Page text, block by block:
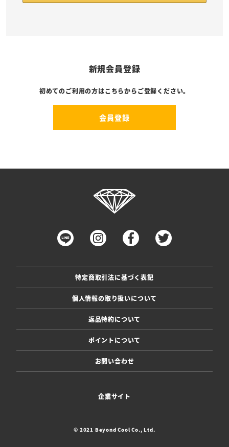
新規会員登録
初めてのご利用の方はこちらからご登録ください。
会員登録
特定商取引法に基づく表記
個人情報の取り扱いについて
返品特約について
ポイントについて
お問い合わせ
企業サイト
© 2021 Beyond Cool Co., Ltd.